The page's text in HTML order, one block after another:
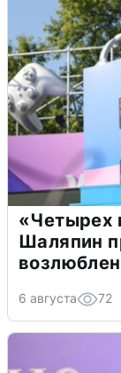
«Четырех
Шаляпин
6 августа 72